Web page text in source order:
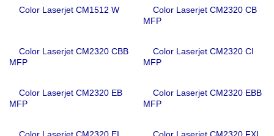
Color Laserjet CM1512 W
Color Laserjet CM2320 CB
MFP
Color Laserjet CM2320 CBB
MFP
Color Laserjet CM2320 CI
MFP
Color Laserjet CM2320 EB
MFP
Color Laserjet CM2320 EBB
MFP